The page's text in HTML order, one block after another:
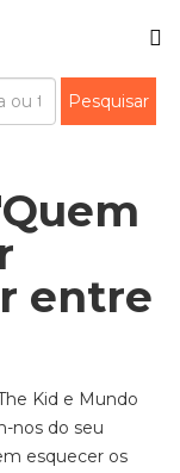
entre
Kid e Mundo
nos do seu
esquecer os